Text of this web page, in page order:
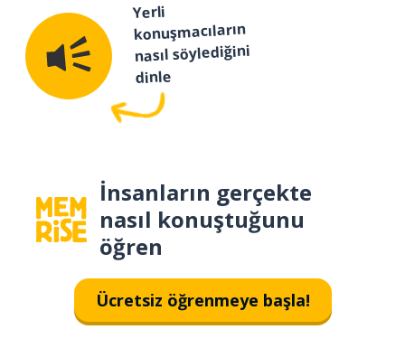
Yerli
konuşmacıların
nasıl söylediğini
dinle
İnsanların gerçekte
nasıl konuştuğunu
öğren
Ücretsiz öğrenmeye başla!